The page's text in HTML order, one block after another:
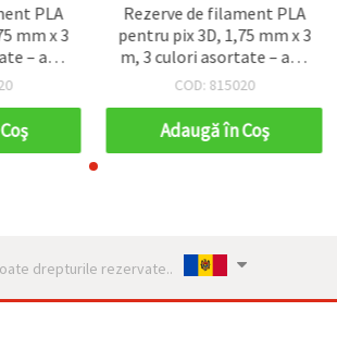
PLA
mm x 3
– alb,
Rezerve de filament PLA
pentru pix 3D, 1,75 mm x 3
m, 3 culori asortate – alb,
roz, verde
COD: 815020
Adaugă în Coş
drepturile rezervate..